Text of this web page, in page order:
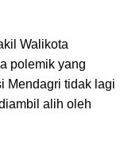
Walikota
polemik yang
Mendagri tidak lagi
alih oleh